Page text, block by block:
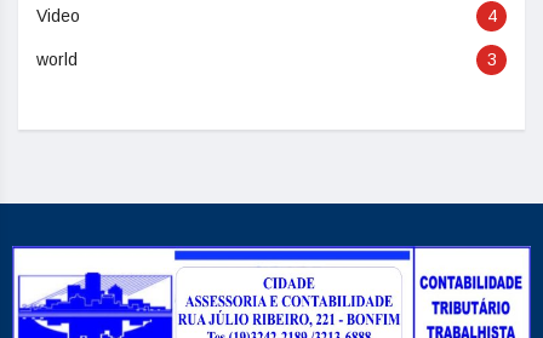
Video 4
world 3